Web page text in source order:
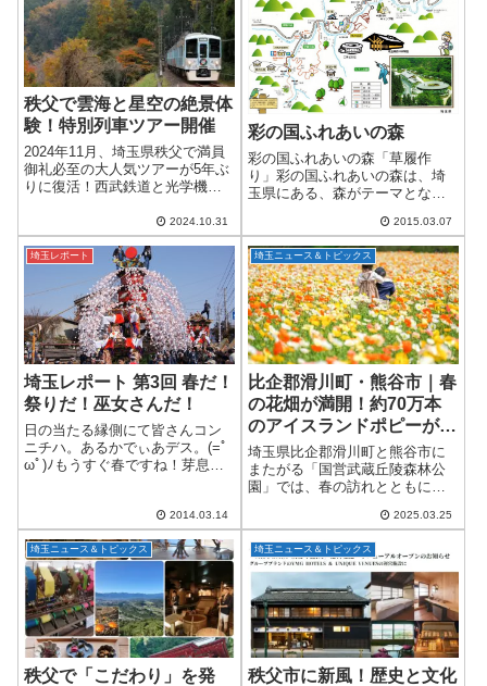
秩父で雲海と星空の絶景体
験！特別列車ツアー開催
2024年11月、埼玉県秩父で満員
御礼必至の大人気ツアーが5年ぶ
りに復活！西武鉄道と光学機器
組み、秋の秩父の魅力を余すと
ころなく楽しむ「絶景の雲海＆
星空鑑賞ツアー」を開催しま
す。選べる2つ...
2024.10.31
彩の国ふれあいの森
彩の国ふれあいの森「草履作
り」彩の国ふれあいの森は、埼
玉県にある、森がテーマとなっ
のゾーンから構成されており、
「埼玉森林科学館」「宿泊施設
こまどり荘」などの施設があ
り、約３０００ヘクタール...
2015.03.07
埼玉レポート
埼玉レポート 第3回 春だ！
祭りだ！巫女さんだ！
日の当たる縁側にて皆さんコン
ニチハ。あるかでぃあデス。(=ﾟ
ωﾟ)ﾉもうすぐ春ですね！芽息吹
すっかり忘れてた……）ま、ま
あそれは置いといて。いや置い
といちゃマズ...
2014.03.14
埼玉ニュース＆トピックス
比企郡滑川町・熊谷市｜春
の花畑が満開！約70万本
のアイスランドポピーが咲
き誇る国営武蔵丘陵森林公
園で春を満喫しよう
埼玉県比企郡滑川町と熊谷市に
またがる「国営武蔵丘陵森林公
園」では、春の訪れとともに色
めます。特に注目なのが、4月上
旬から下旬にかけて見頃を迎え
る約70万本の「アイスランドポ
ピー」！東京ドー...
2025.03.25
埼玉ニュース＆トピックス
秩父で「こだわり」を発
埼玉ニュース＆トピックス
秩父市に新風！歴史と文化